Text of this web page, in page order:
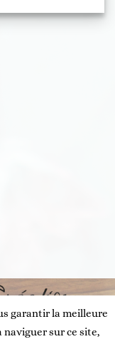
garantir la meilleure
naviguer sur ce site,